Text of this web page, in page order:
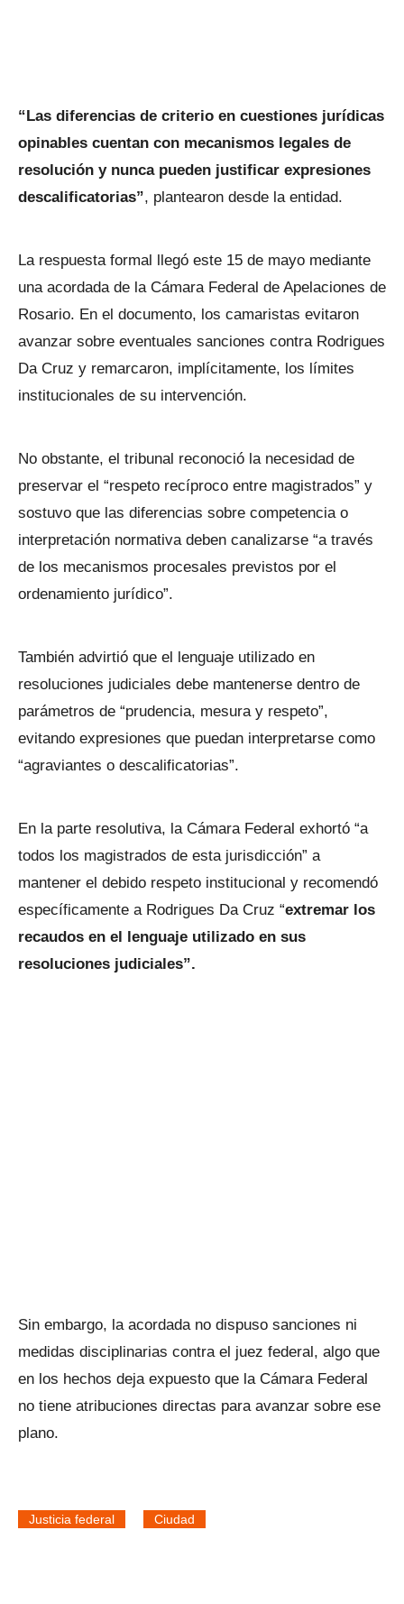
“Las diferencias de criterio en cuestiones jurídicas
opinables cuentan con mecanismos legales de
resolución y nunca pueden justificar expresiones
descalificatorias”, plantearon desde la entidad.
La respuesta formal llegó este 15 de mayo mediante
una acordada de la Cámara Federal de Apelaciones de
Rosario. En el documento, los camaristas evitaron
avanzar sobre eventuales sanciones contra Rodrigues
Da Cruz y remarcaron, implícitamente, los límites
institucionales de su intervención.
No obstante, el tribunal reconoció la necesidad de
preservar el “respeto recíproco entre magistrados” y
sostuvo que las diferencias sobre competencia o
interpretación normativa deben canalizarse “a través
de los mecanismos procesales previstos por el
ordenamiento jurídico”.
También advirtió que el lenguaje utilizado en
resoluciones judiciales debe mantenerse dentro de
parámetros de “prudencia, mesura y respeto”,
evitando expresiones que puedan interpretarse como
“agraviantes o descalificatorias”.
En la parte resolutiva, la Cámara Federal exhortó “a
todos los magistrados de esta jurisdicción” a
mantener el debido respeto institucional y recomendó
específicamente a Rodrigues Da Cruz “extremar los
recaudos en el lenguaje utilizado en sus
resoluciones judiciales”.
Sin embargo, la acordada no dispuso sanciones ni
medidas disciplinarias contra el juez federal, algo que
en los hechos deja expuesto que la Cámara Federal
no tiene atribuciones directas para avanzar sobre ese
plano.
Justicia federal Ciudad